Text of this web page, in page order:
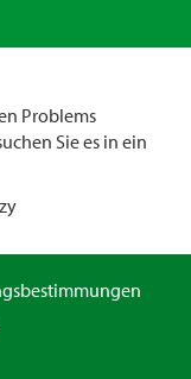
Problems
Sie es in ein